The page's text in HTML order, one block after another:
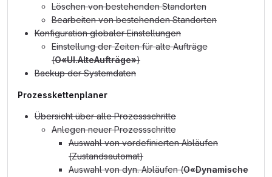
Löschen von bestehenden Standorten
Bearbeiten von bestehenden Standorten
Konfiguration globaler Einstellungen
Einstellung der Zeiten für alte Aufträge
(O«UI.AlteAufträge»)
Backup der Systemdaten
Prozesskettenplaner
Übersicht über alle Prozessschritte
Anlegen neuer Prozessschritte
Auswahl von vordefinierten Abläufen
(Zustandsautomat)
Auswahl von dyn. Abläufen (O«Dynamische